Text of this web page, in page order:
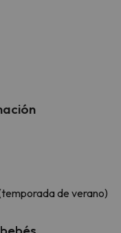
de verano)